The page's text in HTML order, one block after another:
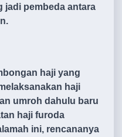
jadi pembeda antara
haji yang
haji
umroh dahulu baru
haji furoda
ini, rencananya